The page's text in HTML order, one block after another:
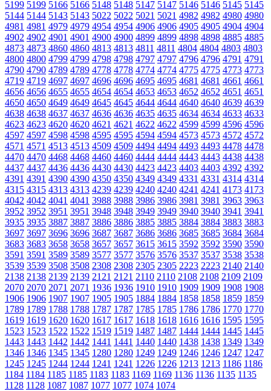
5199 5199 5166 5166 5148 5148 5147 5147 5146 5146 5145 5145
5144 5144 5143 5143 5022 5022 5021 5021 4982 4982 4980 4980
4981 4981 4979 4979 4954 4954 4906 4906 4905 4905 4904 4904
4902 4902 4901 4901 4900 4900 4899 4899 4898 4898 4885 4885
4873 4873 4860 4860 4813 4813 4811 4811 4804 4804 4803 4803
4800 4800 4799 4799 4798 4798 4797 4797 4796 4796 4791 4791
4790 4790 4789 4789 4778 4778 4774 4774 4775 4775 4773 4773
4719 4719 4697 4697 4696 4696 4695 4695 4681 4681 4661 4661
4656 4656 4655 4655 4654 4654 4653 4653 4652 4652 4651 4651
4650 4650 4649 4649 4645 4645 4644 4644 4640 4640 4639 4639
4638 4638 4637 4637 4636 4636 4635 4635 4634 4634 4633 4633
4623 4623 4620 4620 4621 4621 4622 4622 4599 4599 4596 4596
4597 4597 4598 4598 4595 4595 4594 4594 4573 4573 4572 4572
4571 4571 4513 4513 4509 4509 4494 4494 4493 4493 4478 4478
4470 4470 4468 4468 4460 4460 4444 4444 4443 4443 4438 4438
4437 4437 4436 4436 4430 4430 4423 4423 4403 4403 4392 4392
4391 4391 4390 4390 4350 4350 4349 4349 4331 4331 4314 4314
4315 4315 4313 4313 4239 4239 4240 4240 4241 4241 4173 4173
4042 4042 4041 4041 3988 3988 3986 3986 3981 3981 3963 3963
3952 3952 3951 3951 3948 3948 3949 3949 3940 3940 3941 3941
3935 3935 3887 3887 3886 3886 3885 3885 3884 3884 3883 3883
3697 3697 3696 3696 3687 3687 3686 3686 3685 3685 3684 3684
3683 3683 3658 3658 3657 3657 3615 3615 3592 3592 3590 3590
3591 3591 3589 3589 3577 3577 3576 3576 3537 3537 3538 3538
3539 3539 3508 3508 2308 2308 2305 2305 2223 2223 2140 2140
2138 2138 2139 2139 2121 2121 2110 2110 2108 2108 2109 2109
2070 2070 2071 2071 1936 1936 1910 1910 1909 1909 1908 1908
1906 1906 1907 1907 1905 1905 1884 1884 1858 1858 1859 1859
1789 1789 1788 1788 1787 1787 1785 1785 1786 1786 1770 1770
1619 1619 1620 1620 1617 1617 1618 1618 1616 1616 1595 1595
1523 1523 1522 1522 1519 1519 1487 1487 1444 1444 1445 1445
1443 1443 1442 1442 1441 1441 1440 1440 1438 1438 1349 1349
1346 1346 1345 1345 1280 1280 1249 1249 1246 1246 1247 1247
1245 1245 1244 1244 1241 1241 1226 1226 1213 1213 1186 1186
1184 1184 1185 1185 1183 1183 1169 1169 1136 1136 1135 1135
1128 1128 1087 1087 1077 1077 1074 1074